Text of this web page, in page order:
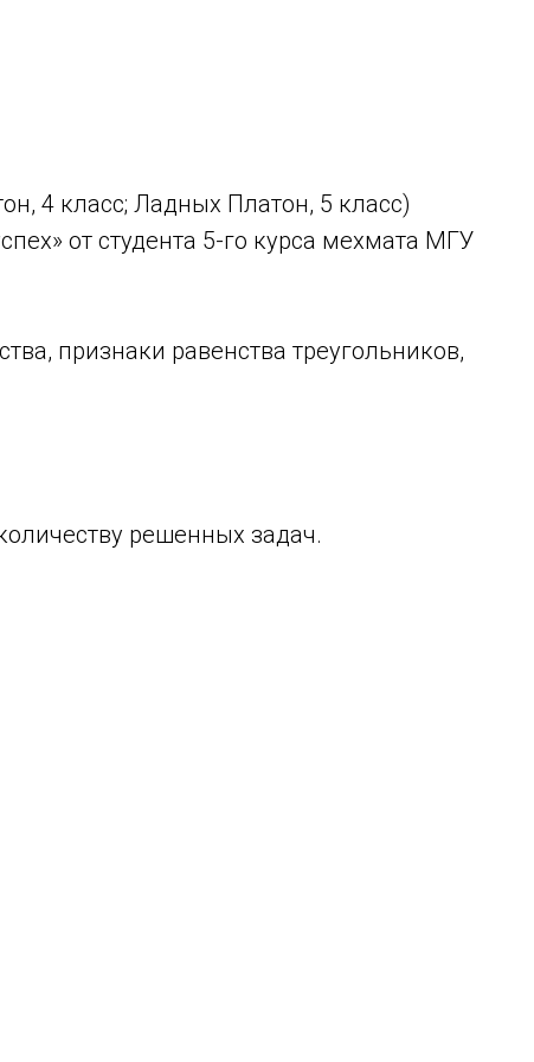
4 класс; Ладных Платон, 5 класс)
от студента 5-го курса мехмата МГУ
признаки равенства треугольников,
решенных задач.